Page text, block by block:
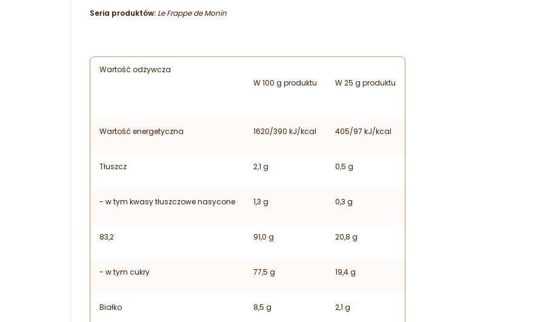
Seria produktów: Le Frappe de Monin
Wartość odżywcza
W 100 g produktu
W 25 g produktu
Wartość energetyczna 1620/390 kJ/kcal 405/97 kJ/kcal
Tłuszcz 2,1 g 0,5 g
- w tym kwasy tłuszczowe nasycone 1,3 g 0,3 g
83,2 91,0 g 20,8 g
- w tym cukry 77,5 g 19,4 g
Białko 8,5 g 2,1 g